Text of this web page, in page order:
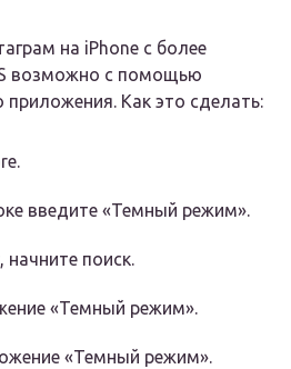
на iPhone с более
возможно с помощью
приложения. Как это сделать:
введите «Темный режим».
поиск.
«Темный режим».
«Темный режим».